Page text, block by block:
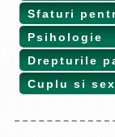
Sfaturi
Psihologie
Drepturile
Cuplu si sex